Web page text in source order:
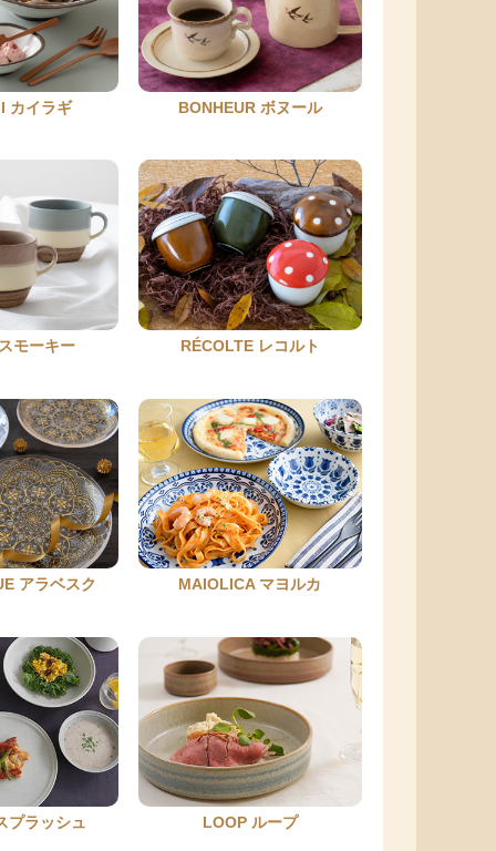
カイラギ BONHEUR ボヌール
モーキー RÉCOLTE レコルト
アラベスク MAIOLICA マヨルカ
プラッシュ LOOP ループ